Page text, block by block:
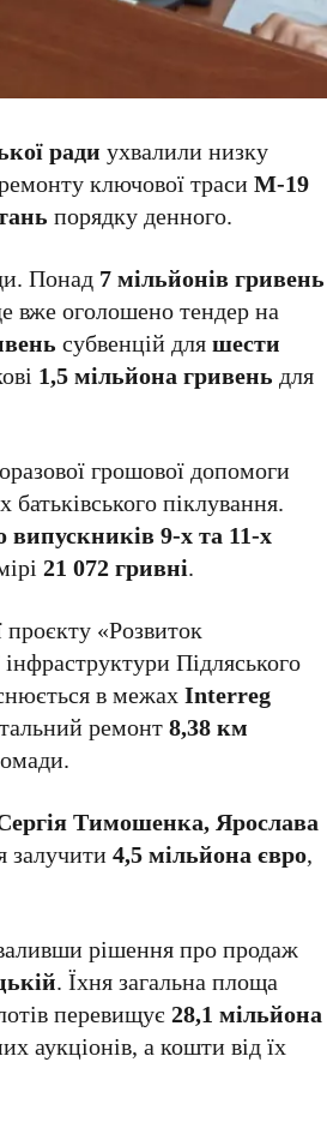
ради ухвалили низку
ключової трасиМ-19
порядку денного.
Понад 7 мільйонів гривень
вже оголошено тендер на
субвенцій дляшести
1,5 мільйона гривень для
грошової допомоги
піклування.
випускників 9-х та 11-х
21 072 гривні.
«Розвиток
Підляського
в межахInterreg
ремонт8,38 км
Тимошенка, Ярослава
залучити4,5 мільйона євро,
рішення про продаж
. Їхня загальна площа
перевищує28,1 мільйона
аукціонів, а кошти від їх